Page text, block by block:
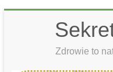
Zdrowie to